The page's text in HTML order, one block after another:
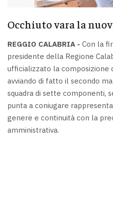
Occhiuto vara la
REGGIO CALABRIA - Con la
presidente della Regione
ufficializzato la composizione
avviando di fatto il secondo
squadra di sette componenti,
punta a coniugare
genere e continuità con la
amministrativa.